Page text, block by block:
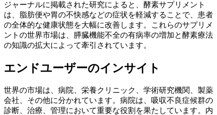
ジャーナルに掲載された研究によると、酵素サプリメント
は、脂肪便や胃の不快感などの症状を軽減することで、患者
の全体的な健康状態を大幅に改善します。これらのサプリメ
ントの世界市場は、膵臓機能不全の有病率の増加と酵素療法
の知識の拡大によって牽引されています。
エンドユーザーのインサイト
世界の市場は、病院、栄養クリニック、学術研究機関、製薬
会社、その他に分かれています。病院は、吸収不良症候群の
診断、治療、管理において重要な役割を果たしています。内